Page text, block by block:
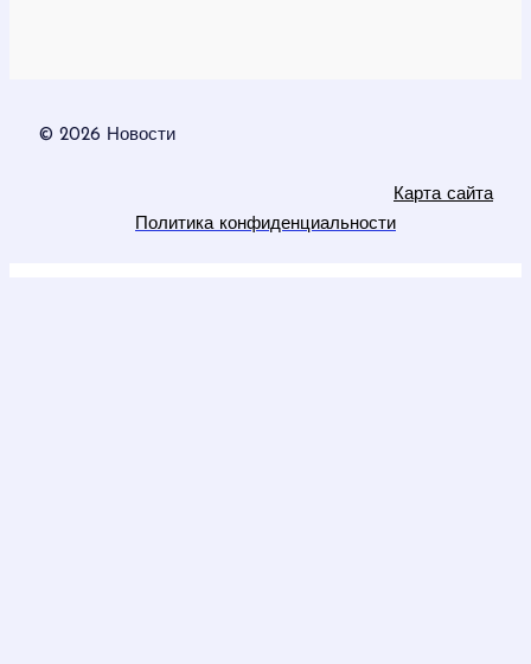
© 2026 Новости
Карта сайта
Политика конфиденциальности